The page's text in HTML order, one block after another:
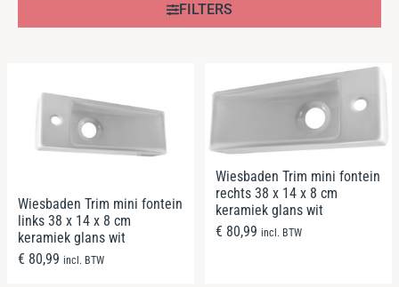
FILTERS
Wiesbaden Trim mini fontein
links 38 x 14 x 8 cm
keramiek glans wit
€ 80,99 incl. BTW
Wiesbaden Trim mini fontein
rechts 38 x 14 x 8 cm
keramiek glans wit
€ 80,99 incl. BTW